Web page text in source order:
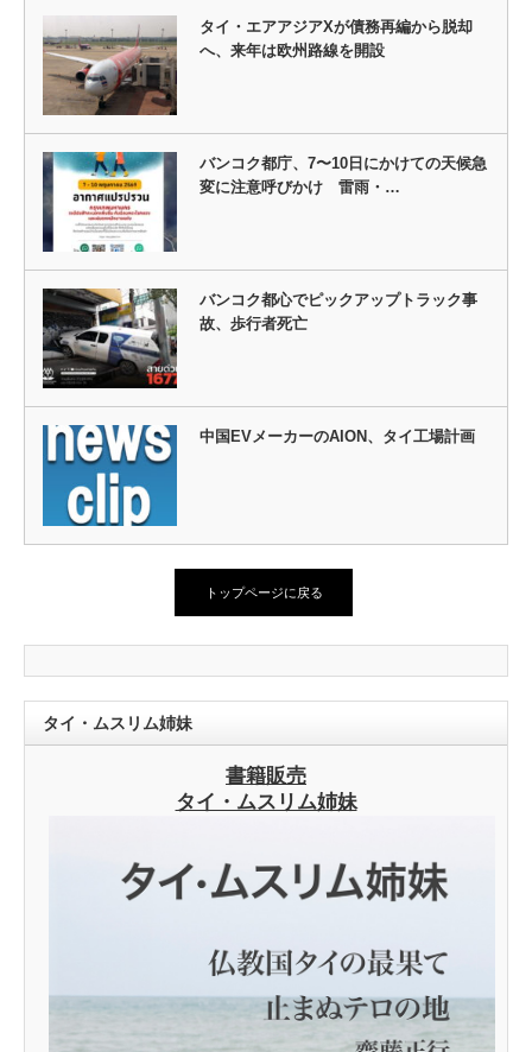
タイ・エアアジアXが債務再編から脱却
へ、来年は欧州路線を開設
バンコク都庁、7〜10日にかけての天候急
変に注意呼びかけ 雷雨・…
バンコク都心でピックアップトラック事
故、歩行者死亡
中国EVメーカーのAION、タイ工場計画
トップページに戻る
タイ・ムスリム姉妹
書籍販売
タイ・ムスリム姉妹